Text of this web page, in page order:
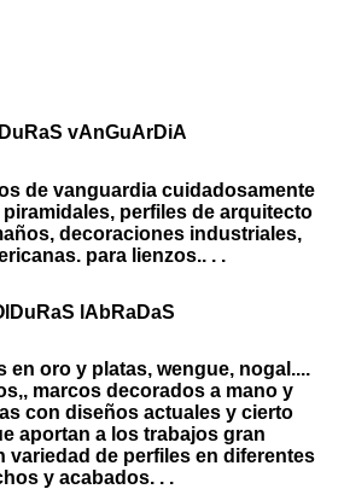
vAnGuArDiA
de vanguardia cuidadosamente
perfiles de arquitecto
decoraciones industriales,
para lienzos.. . .
lAbRaDaS
en oro y platas, wengue, nogal....
marcos decorados a mano y
con diseños actuales y cierto
aportan a los trabajos gran
variedad de perfiles en diferentes
y acabados. . .